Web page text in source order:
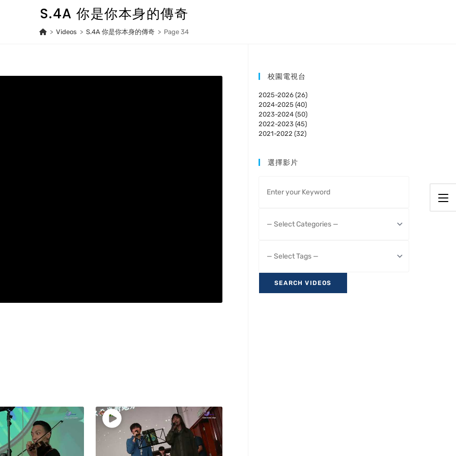
S.4A 你是你本身的傳奇
> Videos > S.4A 你是你本身的傳奇 > Page 34
校園電視台
2025-2026 (26)
2024-2025 (40)
2023-2024 (50)
2022-2023 (45)
2021-2022 (32)
選擇影片